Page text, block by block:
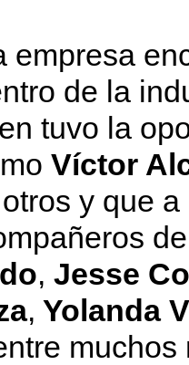
empresa
de la
tuvo la
Víctor
y que
, Jesse
, Yolanda